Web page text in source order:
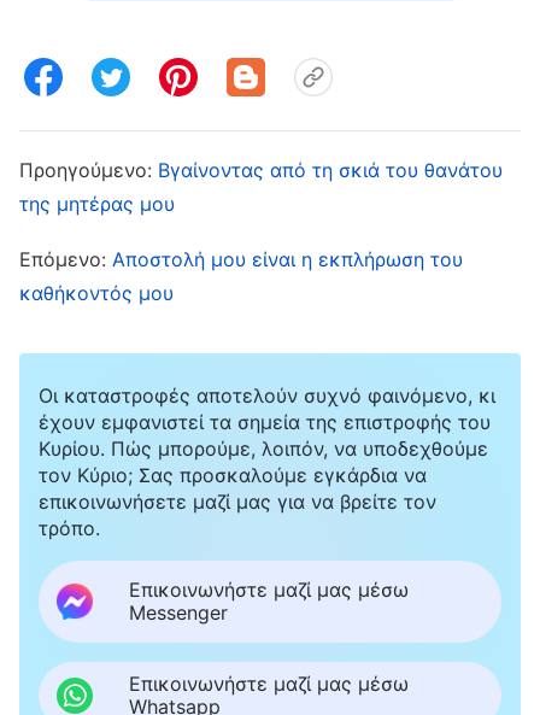
Όταν γεμίζεις το κεφάλι κάποιου με τέτοιου
είδους πράγματα, σκέφτεται αυτός: “Η
ευσέβεια του τέκνου είναι σημαντικότερη
από οτιδήποτε άλλο. Εάν δεν την τηρώ, δεν
θα είμαι καλός άνθρωπος —θα είμαι ασεβής
ως τέκνο και θα με αποδοκιμάσει η κοινωνία.
Θα είμαι άτομο χωρίς συνείδηση”. Είναι ορθή
αλήθειες που εκφράζει ο Θεός —απαίτησε ο
Θεός να δείχνει κάποιος ευσέβεια τέκνου
προς τους γονείς του; Είναι αυτή μία από τις
αλήθειες που πρέπει να κατανοούν οι πιστοί
του Θεού; Όχι, δεν είναι. Ο Θεός
συναναστράφηκε μόνο σχετικά με ορισμένες
αρχές. Βάσει ποιας αρχής ζητούν τα λόγια του
Θεού να συμπεριφέρονται οι άνθρωποι στους
άλλους; Να αγαπούν αυτό που αγαπά ο Θεός
Προηγούμενο: Βγαίνοντας από τη σκιά του θανάτου
της μητέρας μου
Επόμενο: Αποστολή μου είναι η εκπλήρωση του
καθήκοντός μου
Οι καταστροφές αποτελούν συχνό φαινόμενο, κι
έχουν εμφανιστεί τα σημεία της επιστροφής του
Κυρίου. Πώς μπορούμε, λοιπόν, να υποδεχθούμε
τον Κύριο; Σας προσκαλούμε εγκάρδια να
επικοινωνήσετε μαζί μας για να βρείτε τον
τρόπο.
Επικοινωνήστε μαζί μας μέσω
Messenger
Επικοινωνήστε μαζί μας μέσω
Whatsapp